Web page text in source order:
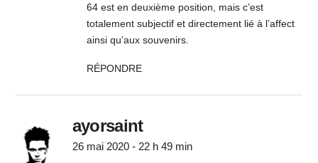
64 est en deuxième position, mais c’est
totalement subjectif et directement lié à l’affect
ainsi qu’aux souvenirs.
RÉPONDRE
ayorsaint
26 mai 2020 - 22 h 49 min